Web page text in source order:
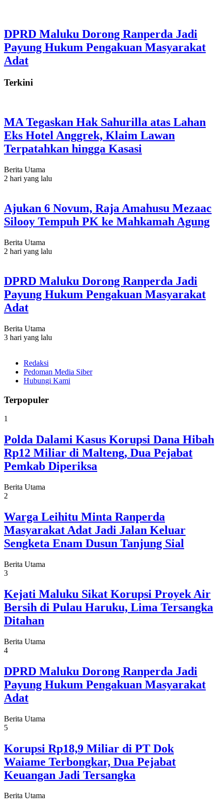
DPRD Maluku Dorong Ranperda Jadi
Payung Hukum Pengakuan Masyarakat
Adat
Terkini
MA Tegaskan Hak Sahurilla atas Lahan
Eks Hotel Anggrek, Klaim Lawan
Terpatahkan hingga Kasasi
Berita Utama
2 hari yang lalu
Ajukan 6 Novum, Raja Amahusu Mezaac
Silooy Tempuh PK ke Mahkamah Agung
Berita Utama
2 hari yang lalu
DPRD Maluku Dorong Ranperda Jadi
Payung Hukum Pengakuan Masyarakat
Adat
Berita Utama
3 hari yang lalu
Redaksi
Pedoman Media Siber
Hubungi Kami
Terpopuler
1
Polda Dalami Kasus Korupsi Dana Hibah
Rp12 Miliar di Malteng, Dua Pejabat
Pemkab Diperiksa
Berita Utama
2
Warga Leihitu Minta Ranperda
Masyarakat Adat Jadi Jalan Keluar
Sengketa Enam Dusun Tanjung Sial
Berita Utama
3
Kejati Maluku Sikat Korupsi Proyek Air
Bersih di Pulau Haruku, Lima Tersangka
Ditahan
Berita Utama
4
DPRD Maluku Dorong Ranperda Jadi
Payung Hukum Pengakuan Masyarakat
Adat
Berita Utama
5
Korupsi Rp18,9 Miliar di PT Dok
Waiame Terbongkar, Dua Pejabat
Keuangan Jadi Tersangka
Berita Utama